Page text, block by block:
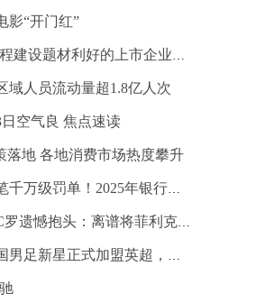
影“开门红”
每日快报!电力工程建设题材利好的上市企业，这份名单别错过！（2025/12/31）
域人员流动量超1.8亿人次
空气良 焦点速读
落地 各地消费市场热度攀升
重拳出击！近30笔千万级罚单！2025年银行业罚单大盘点-最资讯
即时焦点：40岁C罗遗憾抱头：离谱将菲利克斯妙传停给对方门将，队友傻眼
年仅21岁！曝中国男足新星正式加盟英超，已签合同，亚洲杯后官宣